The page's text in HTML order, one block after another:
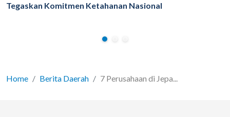
Tegaskan Komitmen Ketahanan Nasional
Home Berita Daerah 7 Perusahaan di Jepa...